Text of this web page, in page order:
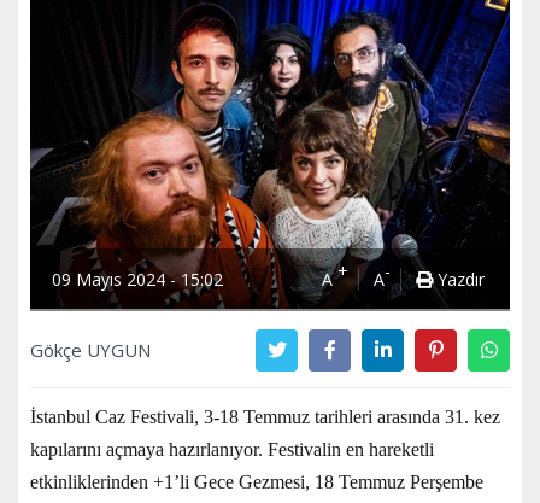
09 Mayıs 2024 - 15:02 A+ A- Yazdır
Gökçe UYGUN
İstanbul Caz Festivali, 3-18 Temmuz tarihleri arasında 31. kez
kapılarını açmaya hazırlanıyor. Festivalin en hareketli
etkinliklerinden +1’li Gece Gezmesi, 18 Temmuz Perşembe